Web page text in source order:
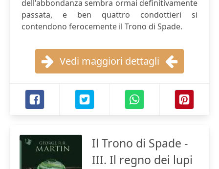
dell'abbondanza sembra ormai definitivamente
passata, e ben quattro condottieri si
contendono ferocemente il Trono di Spade.
Vedi maggiori dettagli
Il Trono di Spade -
III. Il regno dei lupi